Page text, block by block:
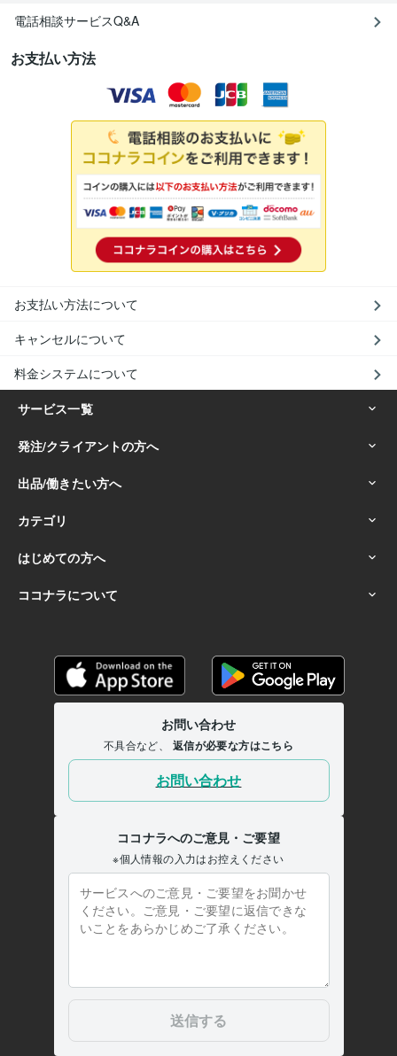
電話相談サービスQ&A
お支払い方法
お支払い方法について
キャンセルについて
料金システムについて